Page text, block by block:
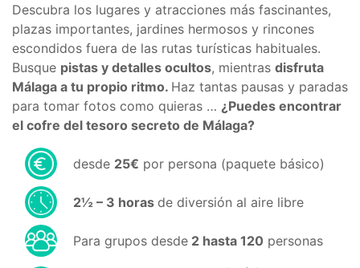
Descubra los lugares y atracciones más fascinantes,
plazas importantes, jardines hermosos y rincones
escondidos fuera de las rutas turísticas habituales.
Busque pistas y detalles ocultos, mientras disfruta
Málaga a tu propio ritmo. Haz tantas pausas y paradas
para tomar fotos como quieras … ¿Puedes encontrar
el cofre del tesoro secreto de Málaga?
desde 25€ por persona (paquete básico)
2½ – ​​3 horas de diversión al aire libre
Para grupos desde 2 hasta 120 personas